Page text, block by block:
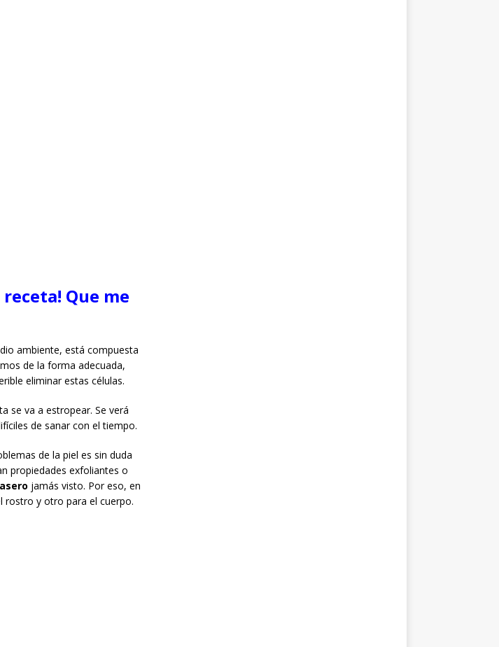
Que me
ambiente, está compuesta
de la forma adecuada,
eliminar estas células.
se va a estropear. Se verá
de sanar con el tiempo.
de la piel es sin duda
propiedades exfoliantes o
jamás visto. Por eso, en
rostro y otro para el cuerpo.